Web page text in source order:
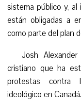
sistema público y, al
están obligadas a
como parte del plan
Josh
cristiano que ha
protestas contra
ideológico en Canadá.